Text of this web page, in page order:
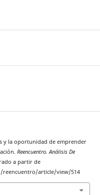
y la oportunidad de emprender
Reencuentro. Análisis De
a partir de
reencuentro/article/view/514